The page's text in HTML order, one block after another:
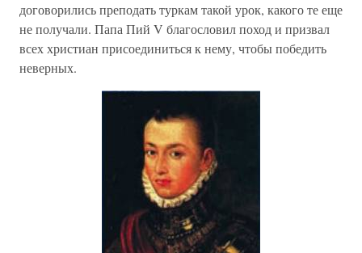
договорились преподать туркам такой урок, какого те еще
не получали. Папа Пий V благословил поход и призвал
всех христиан присоединиться к нему, чтобы победить
неверных.